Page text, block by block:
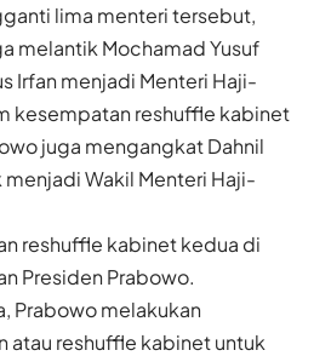
lima menteri tersebut,
melantik Mochamad Yusuf
Irfan menjadi Menteri Haji-
kesempatan reshuffle kabinet
juga mengangkat Dahnil
menjadi Wakil Menteri Haji-
reshuffle kabinet kedua di
Presiden Prabowo.
Prabowo melakukan
atau reshuffle kabinet untuk